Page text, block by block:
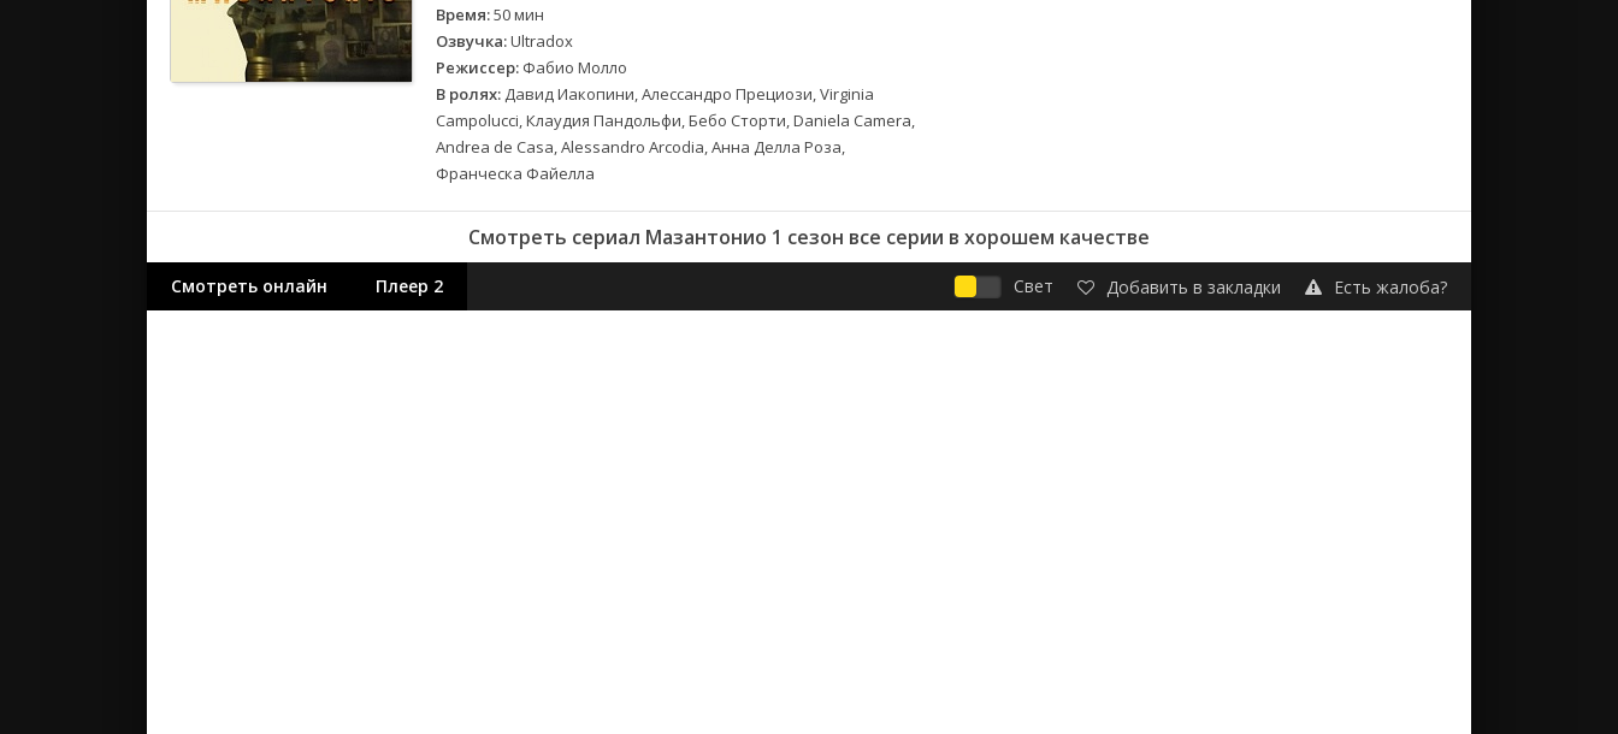
Корея Южная
Канада
Индия
Франция
Время:50 мин
Озвучка:Ultradox
Режиссер: Фабио Молло
В ролях: Давид Иакопини, Алессандро Прециози, Virginia
Campolucci, Клаудия Пандольфи, Бебо Сторти, Daniela Camera,
Andrea de Casa, Alessandro Arcodia, Анна Делла Роза,
Франческа Файелла
Смотреть сериал Мазантонио 1 сезон все серии в хорошем качестве
Смотреть онлайн Плеер 2 Свет Добавить в закладки Есть жалоба?